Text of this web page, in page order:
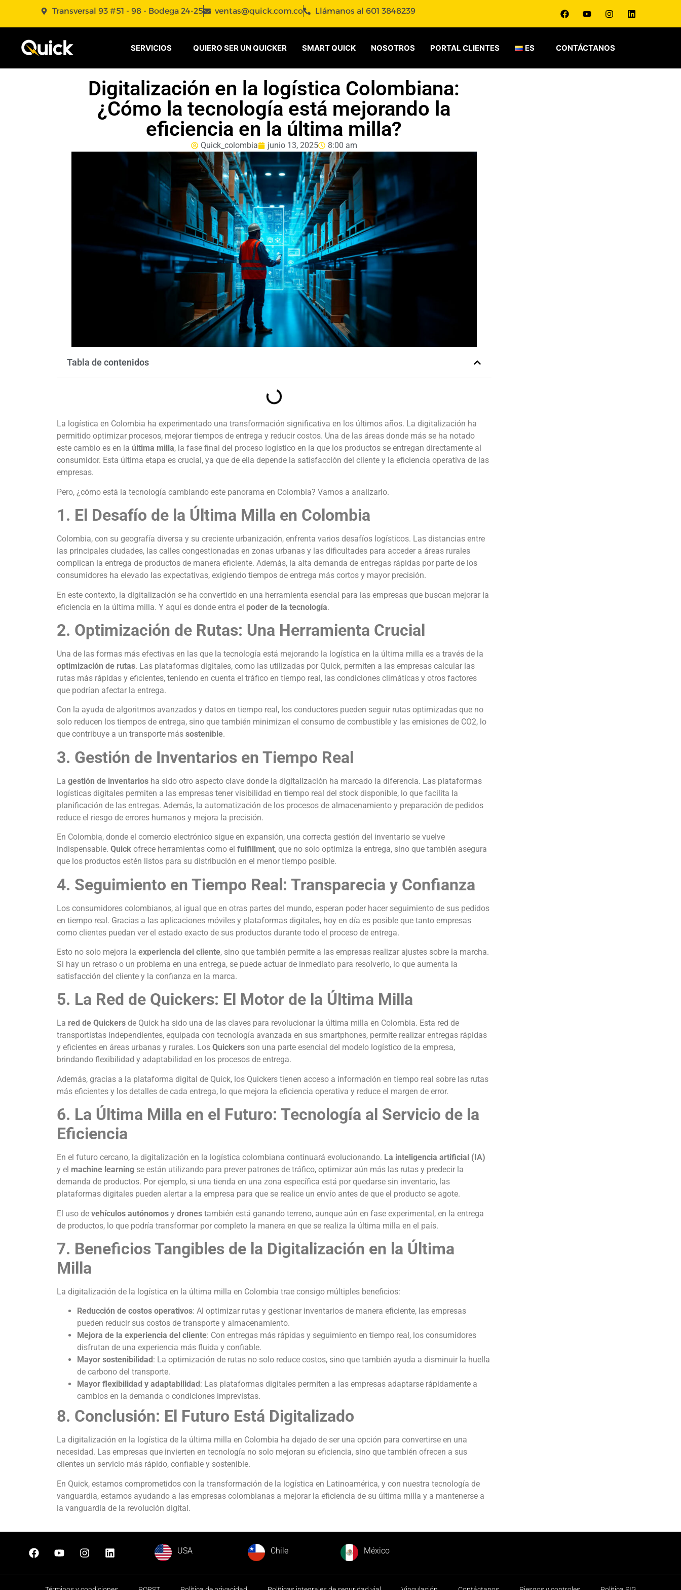
Transversal 93 #51 - 98 - Bodega 24-25 ventas@quick.com.co Llámanos al 601 3848239
SERVICIOS QUIERO SER UN QUICKER SMART QUICK NOSOTROS PORTAL CLIENTES ES CONTÁCTANOS
Digitalización en la logística Colombiana:
¿Cómo la tecnología está mejorando la
eficiencia en la última milla?
Quick_colombia junio 13, 2025 8:00 am
Tabla de contenidos
La logística en Colombia ha experimentado una transformación significativa en los últimos años. La digitalización ha
permitido optimizar procesos, mejorar tiempos de entrega y reducir costos. Una de las áreas donde más se ha notado
este cambio es en la última milla, la fase final del proceso logístico en la que los productos se entregan directamente al
consumidor. Esta última etapa es crucial, ya que de ella depende la satisfacción del cliente y la eficiencia operativa de las
empresas.
Pero, ¿cómo está la tecnología cambiando este panorama en Colombia? Vamos a analizarlo.
1. El Desafío de la Última Milla en Colombia
Colombia, con su geografía diversa y su creciente urbanización, enfrenta varios desafíos logísticos. Las distancias entre
las principales ciudades, las calles congestionadas en zonas urbanas y las dificultades para acceder a áreas rurales
complican la entrega de productos de manera eficiente. Además, la alta demanda de entregas rápidas por parte de los
consumidores ha elevado las expectativas, exigiendo tiempos de entrega más cortos y mayor precisión.
En este contexto, la digitalización se ha convertido en una herramienta esencial para las empresas que buscan mejorar la
eficiencia en la última milla. Y aquí es donde entra el poder de la tecnología.
2. Optimización de Rutas: Una Herramienta Crucial
Una de las formas más efectivas en las que la tecnología está mejorando la logística en la última milla es a través de la
optimización de rutas. Las plataformas digitales, como las utilizadas por Quick, permiten a las empresas calcular las
rutas más rápidas y eficientes, teniendo en cuenta el tráfico en tiempo real, las condiciones climáticas y otros factores
que podrían afectar la entrega.
Con la ayuda de algoritmos avanzados y datos en tiempo real, los conductores pueden seguir rutas optimizadas que no
solo reducen los tiempos de entrega, sino que también minimizan el consumo de combustible y las emisiones de CO2, lo
que contribuye a un transporte más sostenible.
3. Gestión de Inventarios en Tiempo Real
La gestión de inventarios ha sido otro aspecto clave donde la digitalización ha marcado la diferencia. Las plataformas
logísticas digitales permiten a las empresas tener visibilidad en tiempo real del stock disponible, lo que facilita la
planificación de las entregas. Además, la automatización de los procesos de almacenamiento y preparación de pedidos
reduce el riesgo de errores humanos y mejora la precisión.
En Colombia, donde el comercio electrónico sigue en expansión, una correcta gestión del inventario se vuelve
indispensable. Quick ofrece herramientas como el fulfillment, que no solo optimiza la entrega, sino que también asegura
que los productos estén listos para su distribución en el menor tiempo posible.
4. Seguimiento en Tiempo Real: Transparecia y Confianza
Los consumidores colombianos, al igual que en otras partes del mundo, esperan poder hacer seguimiento de sus pedidos
en tiempo real. Gracias a las aplicaciones móviles y plataformas digitales, hoy en día es posible que tanto empresas
como clientes puedan ver el estado exacto de sus productos durante todo el proceso de entrega.
Esto no solo mejora la experiencia del cliente, sino que también permite a las empresas realizar ajustes sobre la marcha.
Si hay un retraso o un problema en una entrega, se puede actuar de inmediato para resolverlo, lo que aumenta la
satisfacción del cliente y la confianza en la marca.
5. La Red de Quickers: El Motor de la Última Milla
La red de Quickers de Quick ha sido una de las claves para revolucionar la última milla en Colombia. Esta red de
transportistas independientes, equipada con tecnología avanzada en sus smartphones, permite realizar entregas rápidas
y eficientes en áreas urbanas y rurales. Los Quickers son una parte esencial del modelo logístico de la empresa,
brindando flexibilidad y adaptabilidad en los procesos de entrega.
Además, gracias a la plataforma digital de Quick, los Quickers tienen acceso a información en tiempo real sobre las rutas
más eficientes y los detalles de cada entrega, lo que mejora la eficiencia operativa y reduce el margen de error.
6. La Última Milla en el Futuro: Tecnología al Servicio de la
Eficiencia
En el futuro cercano, la digitalización en la logística colombiana continuará evolucionando. La inteligencia artificial (IA)
y el machine learning se están utilizando para prever patrones de tráfico, optimizar aún más las rutas y predecir la
demanda de productos. Por ejemplo, si una tienda en una zona específica está por quedarse sin inventario, las
plataformas digitales pueden alertar a la empresa para que se realice un envío antes de que el producto se agote.
El uso de vehículos autónomos y drones también está ganando terreno, aunque aún en fase experimental, en la entrega
de productos, lo que podría transformar por completo la manera en que se realiza la última milla en el país.
7. Beneficios Tangibles de la Digitalización en la Última
Milla
La digitalización de la logística en la última milla en Colombia trae consigo múltiples beneficios:
Reducción de costos operativos: Al optimizar rutas y gestionar inventarios de manera eficiente, las empresas
pueden reducir sus costos de transporte y almacenamiento.
Mejora de la experiencia del cliente: Con entregas más rápidas y seguimiento en tiempo real, los consumidores
disfrutan de una experiencia más fluida y confiable.
Mayor sostenibilidad : La optimización de rutas no solo reduce costos, sino que también ayuda a disminuir la huella
de carbono del transporte.
Mayor flexibilidad y adaptabilidad : Las plataformas digitales permiten a las empresas adaptarse rápidamente a
cambios en la demanda o condiciones imprevistas.
8. Conclusión: El Futuro Está Digitalizado
La digitalización en la logística de la última milla en Colombia ha dejado de ser una opción para convertirse en una
necesidad. Las empresas que invierten en tecnología no solo mejoran su eficiencia, sino que también ofrecen a sus
clientes un servicio más rápido, confiable y sostenible.
En Quick, estamos comprometidos con la transformación de la logística en Latinoamérica, y con nuestra tecnología de
vanguardia, estamos ayudando a las empresas colombianas a mejorar la eficiencia de su última milla y a mantenerse a
la vanguardia de la revolución digital.
USA Chile México